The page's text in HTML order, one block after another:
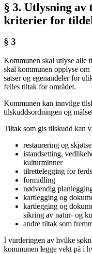
§ 3. Utlysning
kriterier for
§ 3
Kommunen skal utlyse alle
skal kommunen opplyse
satser og egenandeler for
felles tiltak for området.
Kommunen kan innvilge
tilskuddsordningen og
Tiltak som gis tilskudd kan
restaurering og
istandsetting,
kulturminner
tilrettelegging for
formidling
nødvendig
kartlegging og
kartlegging og
sikring av natur- og
andre tiltak som
I vurderingen av hvilke
kommunen legge vekt på i